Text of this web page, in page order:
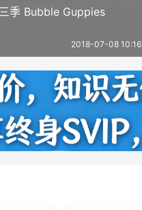
季 Bubble Guppies
2018-07-08 10:16